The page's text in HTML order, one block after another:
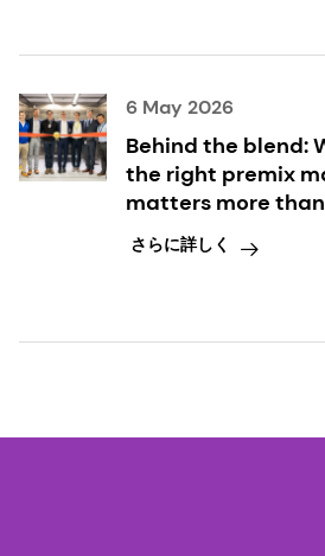
13Myung Wook Song, Kee-
Dong Paik (2023) Probiotics
Health Supplement in Infant
Improvement of Intestinal
Child Growth - First 1000
6 May 2026
Behind the blend:
the right premix
matters more
さらに詳しく